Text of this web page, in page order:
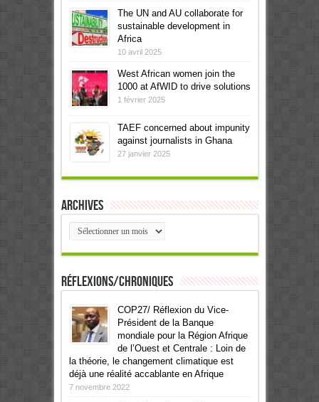
The UN and AU collaborate for
sustainable development in
Africa
10 avril 2025
West African women join the
1000 at AfWID to drive solutions
1 février 2025
TAEF concerned about impunity
against journalists in Ghana
27 janvier 2025
Archives
Archives
Réflexions/Chroniques
COP27/ Réflexion du Vice-
Président de la Banque
mondiale pour la Région Afrique
de l’Ouest et Centrale : Loin de
la théorie, le changement climatique est
déjà une réalité accablante en Afrique
7 novembre 2022